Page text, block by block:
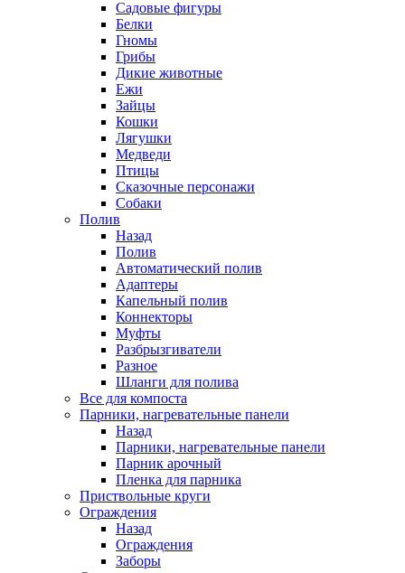
Садовые фигуры
Белки
Гномы
Грибы
Дикие животные
Ежи
Зайцы
Кошки
Лягушки
Медведи
Птицы
Сказочные персонажи
Собаки
Полив
Назад
Полив
Автоматический полив
Адаптеры
Капельный полив
Коннекторы
Муфты
Разбрызгиватели
Разное
Шланги для полива
Все для компоста
Парники, нагревательные панели
Назад
Парники, нагревательные панели
Парник арочный
Пленка для парника
Приствольные круги
Ограждения
Назад
Ограждения
Заборы